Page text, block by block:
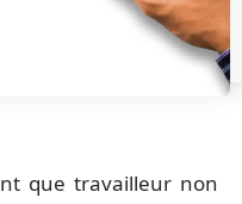
que travailleur non